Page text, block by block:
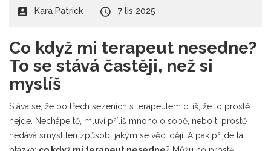
Kara Patrick 7 lis 2025
Co když mi terapeut nesedne?
To se stává častěji, než si
myslíš
Stává se, že po třech sezeních s terapeutem cítíš, že to prostě
nejde. Nechápe tě, mluví příliš mnoho o sobě, nebo ti prostě
nedává smysl ten způsob, jakým se věci dějí. A pak přijde ta